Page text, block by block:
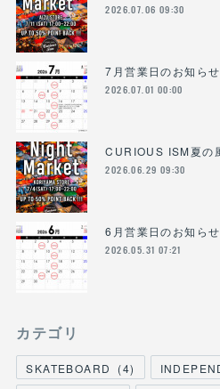
2026.07.06 09:30
7月営業日のお知らせ
2026.07.01 00:00
CURIOUS ISM夏の
2026.06.29 09:30
6月営業日のお知らせ
2026.05.31 07:21
カテゴリ
SKATEBOARD (4)